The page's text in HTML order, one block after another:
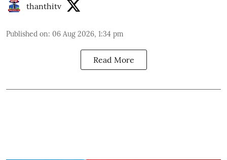
thanthitv
Published on: 06 Aug 2026, 1:34 pm
Read More